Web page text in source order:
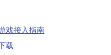
戏接入指南
载